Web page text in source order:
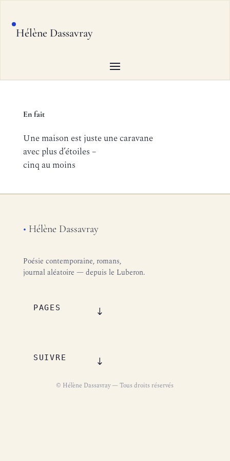
Hélène Dassavray
En fait
Une maison est juste une caravane
avec plus d’étoiles –
cinq au moins
• Hélène Dassavray
Poésie contemporaine, romans,
journal aléatoire — depuis le Luberon.
PAGES
SUIVRE
© Hélène Dassavray — Tous droits réservés